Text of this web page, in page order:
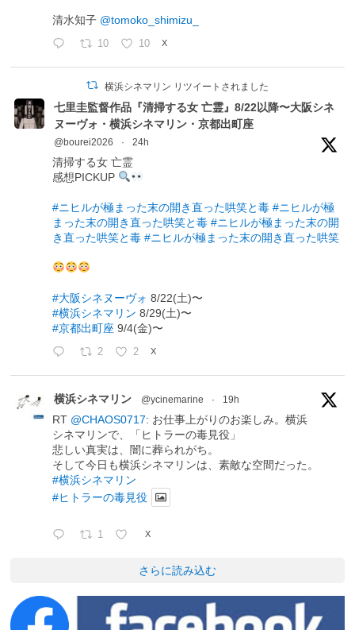
清水知子 @tomoko_shimizu_
10 10 X
横浜シネマリン リツイートされました
七里圭監督作品『清掃する女 亡霊』8/22以降〜大阪シネ
ヌーヴォ・横浜シネマリン・京都出町座
@bourei2026 · 24h
清掃する女 亡霊
感想PICKUP
#ニヒルが極まった末の開き直った哄笑と毒 #ニヒルが極
まった末の開き直った哄笑と毒 #ニヒルが極まった末の開
き直った哄笑と毒 #ニヒルが極まった末の開き直った哄笑
#大阪シネヌーヴォ 8/22(土)〜
#横浜シネマリン 8/29(土)〜
#京都出町座 9/4(金)〜
2 2 X
横浜シネマリン @ycinemarine · 19h
RT @CHAOS0717: お仕事上がりのお楽しみ。横浜
シネマリンで、「ヒトラーの毒見役」
悲しい真実は、闇に葬られがち。
そして今日も横浜シネマリンは、素敵な空間だった。
#横浜シネマリン
#ヒトラーの毒見役
1 X
さらに読み込む